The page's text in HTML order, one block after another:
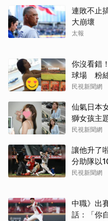
連敗不止
大崩壞
太報
你沒看錯
球場 粉
民視新聞網
仙氣日本
獅女孩主
民視新聞網
讓他升了
分助隊以
民視新聞網
中職》出
話：「你